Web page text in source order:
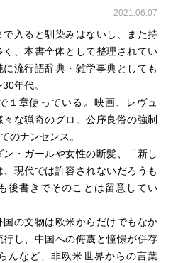
2021.06.07
入ると馴染みはないし、また持
く、本書全体として整理されてい
流行語辞典・雑学事典としても
年代。
章使っている。映画、レヴュ
な猟奇のグロ。公序良俗の強制
のナンセンス。
・ガールや女性の断髪、「新し
現代では許容されないだろうも
後書きでそのことは留意してい
の文物は欧米からだけでもなか
行し、中国への侮蔑と憧憬が併存
んなど、非欧米世界からの言葉